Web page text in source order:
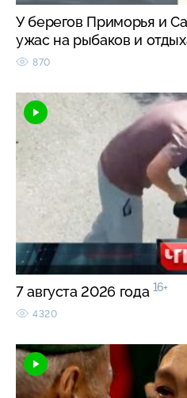
У берегов Приморья и
ужас на рыбаков и
870
7 августа 2026 года 16+
4320